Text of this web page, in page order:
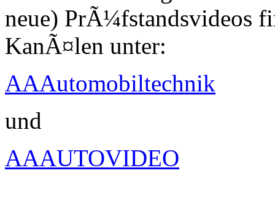
neue) PrÃ¼fstandsvideos
KanÃ¤len unter:
AAAutomobiltechnik
und
AAAUTOVIDEO